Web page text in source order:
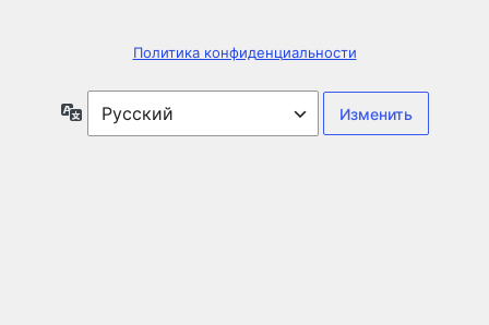
Политика конфиденциальности
Язык